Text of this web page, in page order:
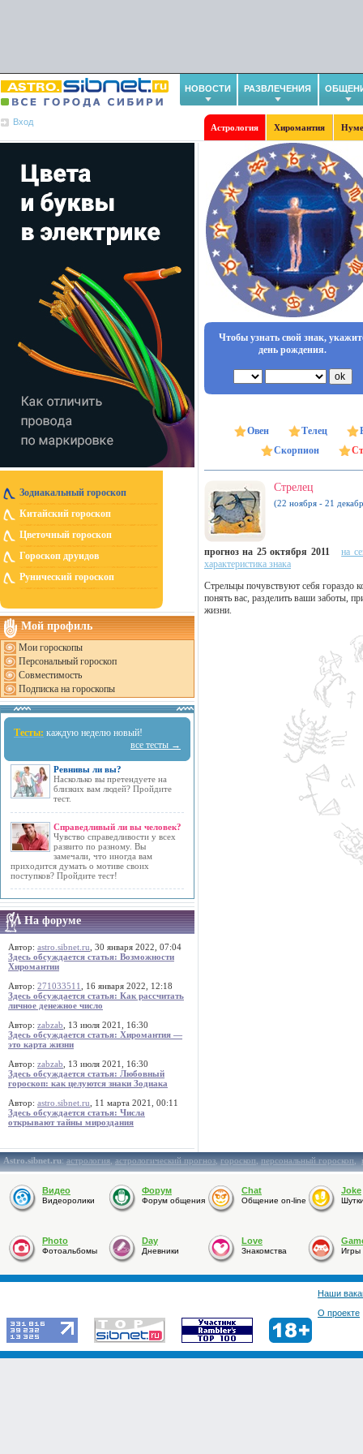
НОВОСТИ РАЗВЛЕЧЕНИЯ
Вход
Астрология Хиромантия
Зодиакальный гороскоп
Китайский гороскоп
Цветочный гороскоп
Гороскоп друидов
Рунический гороскоп
Мой профиль
Мои гороскопы
Персональный гороскоп
Совместимость
Подписка на гороскопы
Тесты: каждую неделю новый!
все тесты →
Ревнивы ли вы?
Насколько вы претендуете на
близких вам людей? Пройдите
тест.
Справедливый ли вы человек?
Чувство справедливости у всех
развито по разному. Вы
замечали, что иногда вам
приходится думать о мотиве своих
поступков? Пройдите тест!
На форуме
Автор: astro.sibnet.ru , 30 января 2022, 07:04
Здесь обсуждается статья: Возможности
Хиромантии
Автор: 271033511
, 16 января 2022, 12:18
Здесь обсуждается статья: Как рассчитать
личное денежное число
Автор: zabzab , 13 июля 2021, 16:30
Здесь обсуждается статья: Хиромантия —
это карта жизни
Автор: zabzab , 13 июля 2021, 16:30
Здесь обсуждается статья: Любовный
гороскоп: как целуются знаки Зодиака
Автор: astro.sibnet.ru , 11 марта 2021, 00:11
Здесь обсуждается статья: Числа
открывают тайны мироздания
Чтобы узнать свой знак,
день рождения.
Овен Телец
Скорпион
Стрелец
(22 ноября - 21
прогноз на 25 октября 2011
на
характеристика знака
Стрельцы почувствуют себя гораздо
понять вас, разделить ваши заботы,
жизни.
Astro.sibnet.ru:астрология,астрологический прогноз,гороскоп,персональный гороскоп,
Видео
Видеоролики
Форум
Форум общения
Chat
Общение on-line
Joke
Photo
Фотоальбомы
Day
Дневники
Love
Знакомства Игры
Наши
О проекте